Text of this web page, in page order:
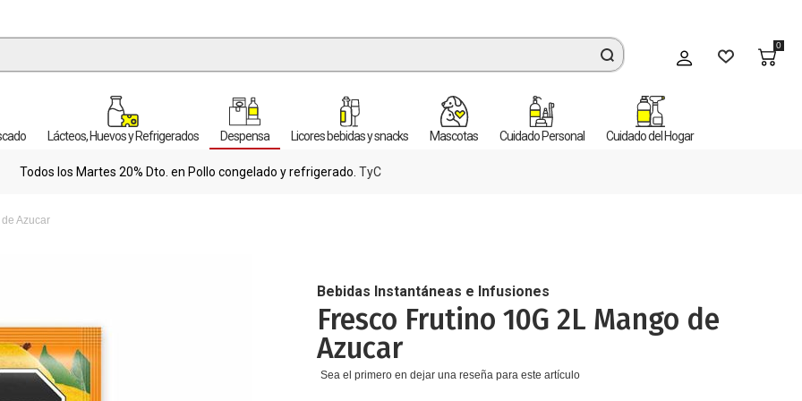
Mi cuenta
0
Lácteos, Huevos y Refrigerados Despensa Licores bebidas y snacks Mascotas Cuidado Personal Cuidado del Hogar
Todos los Martes 20% Dto. en Pollo congelado y refrigerado. TyC
Azucar
Bebidas Instantáneas e Infusiones
Fresco Frutino 10G 2L Mango de
Azucar
Sea el primero en dejar una reseña para este artículo